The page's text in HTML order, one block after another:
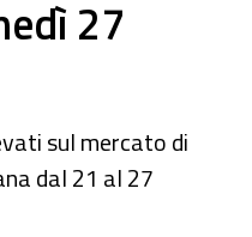
27
sul mercato di
dal 21 al 27